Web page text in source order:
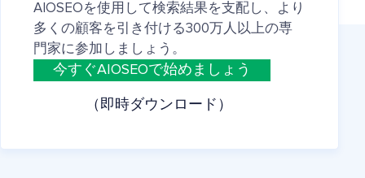
AIOSEOを使用して検索結果を支配し、より
多くの顧客を引き付ける300万人以上の専
門家に参加しましょう。
今すぐAIOSEOで始めましょう
（即時ダウンロード）